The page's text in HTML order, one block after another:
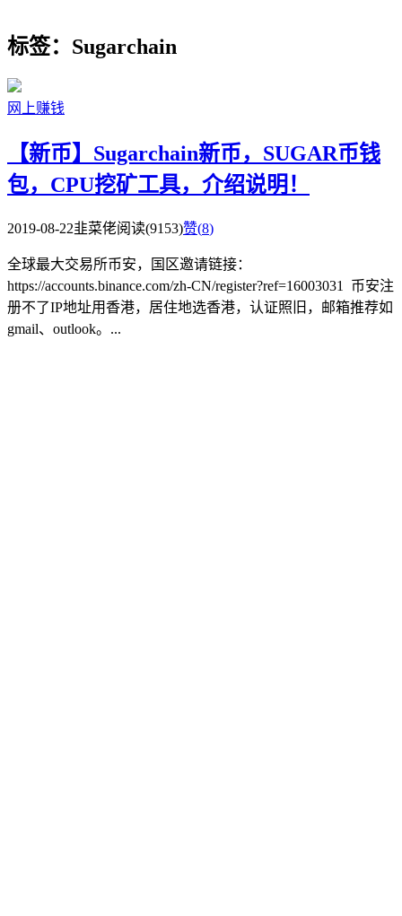
标签：Sugarchain
网上赚钱
【新币】Sugarchain新币，SUGAR币钱
包，CPU挖矿工具，介绍说明！
2019-08-22韭菜佬阅读(9153)赞(8)
全球最大交易所币安，国区邀请链接：
https://accounts.binance.com/zh-CN/register?ref=16003031 币安注
册不了IP地址用香港，居住地选香港，认证照旧，邮箱推荐如
gmail、outlook。...